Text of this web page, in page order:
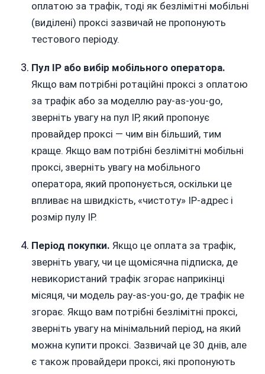
оплатою за трафік, тоді як безлімітні мобільні
(виділені) проксі зазвичай не пропонують
тестового періоду.
Пул IP або вибір мобільного оператора.
Якщо вам потрібні ротаційні проксі з оплатою
за трафік або за моделлю pay-as-you-go,
зверніть увагу на пул IP, який пропонує
провайдер проксі — чим він більший, тим
краще. Якщо вам потрібні безлімітні мобільні
проксі, зверніть увагу на мобільного
оператора, який пропонується, оскільки це
впливає на швидкість, «чистоту» IP-адрес і
розмір пулу IP.
Період покупки. Якщо це оплата за трафік,
зверніть увагу, чи це щомісячна підписка, де
невикористаний трафік згорає наприкінці
місяця, чи модель pay-as-you-go, де трафік не
згорає. Якщо вам потрібні безлімітні проксі,
зверніть увагу на мінімальний період, на який
можна купити проксі. Зазвичай це 30 днів, але
є також провайдери проксі, які пропонують